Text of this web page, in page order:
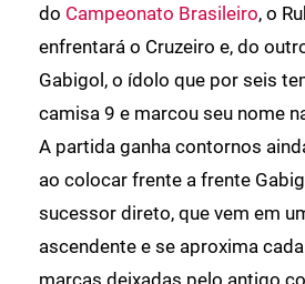
do Campeonato Brasileiro, o
enfrentará o Cruzeiro e, do
Gabigol, o ídolo que por seis
camisa 9 e marcou seu nome
A partida ganha contornos
ao colocar frente a frente
sucessor direto, que vem em
ascendente e se aproxima
marcas deixadas pelo antigo